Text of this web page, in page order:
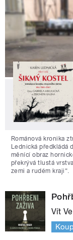
Románová kronika
Lednická předkládá
měnící obraz
překrývá tlustá
zemi a rudém kraji“.
Vít